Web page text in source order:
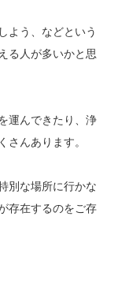
よう、などという
る人が多いかと思
運んできたり、浄
さんあります。
別な場所に行かな
存在するのをご存